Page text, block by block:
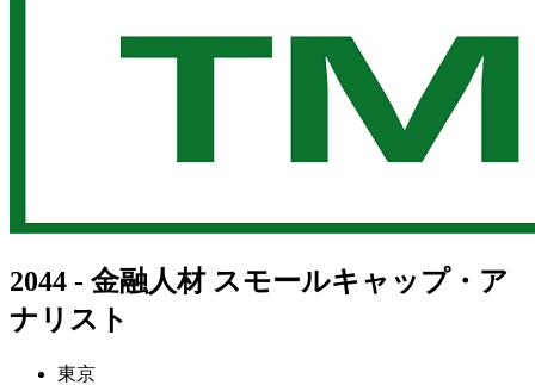
2044 - 金融人材 スモールキャップ・ア
ナリスト
東京